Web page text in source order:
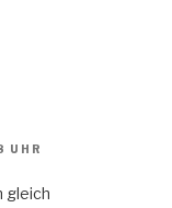
UHR
gleich